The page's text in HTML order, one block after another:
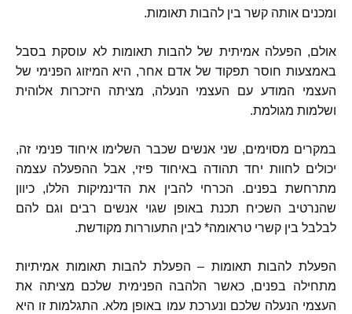
ומכנים אותה קשר בין להבות תאומות.
אולם, הפעלה אמיתית של להבות תאומות לא עוסקת בסבל
באמצעות חוסר תפקוד של אדם אחר, היא המיזוג הפנימי של
העצמי המודע עם העצמי הנעלה, מציתה היזכרות אלוהית
ושלמות מגולמת.
במקרים מסוימים, שני אנשים שכבר השלימו איחוד פנימי זה,
יכולים לחוות יחד תהודה באיחוד פיזי, אבל ההפעלה עצמה
מתרחשת בפנים. הכרחי להבין את הדינמיקות הללו, כיוון
שהנרטיב השכיח תכנת באופן שגוי אנשים רבים וגם להם
לבלבל בין קשרי טראומה* לבין התעוררות מקודשת.
הפעלת להבות תאומות – הפעלת להבות תאומות אמיתיות
מתחילה בפנים,כאשר הלהבה הפנימית שלכם מציתה את
העצמי הנעלה שלכם ונערכת עמו באופן מלא. התגלמות זו היא